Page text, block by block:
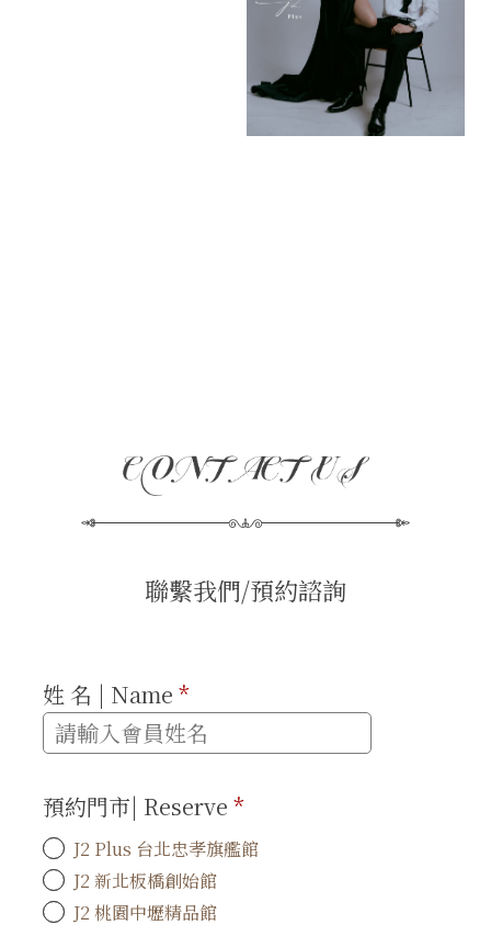
聯繫我們/預約諮詢
姓 名 | Name*
預約門市| Reserve*
J2 Plus 台北忠孝旗艦館
J2 新北板橋創始館
J2 桃園中壢精品館